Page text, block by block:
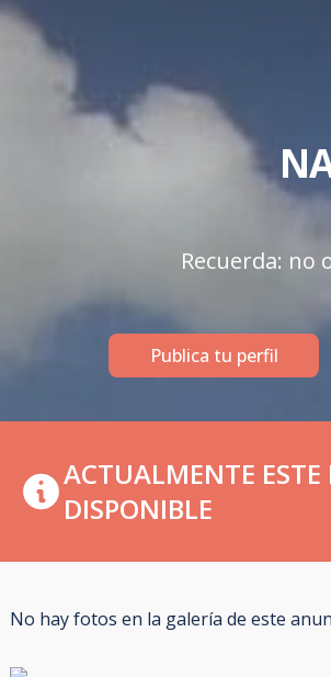
Recuerda: no
Publica tu perfil
ACTUALMENTE ESTE
DISPONIBLE
No hay fotos en la galería de este